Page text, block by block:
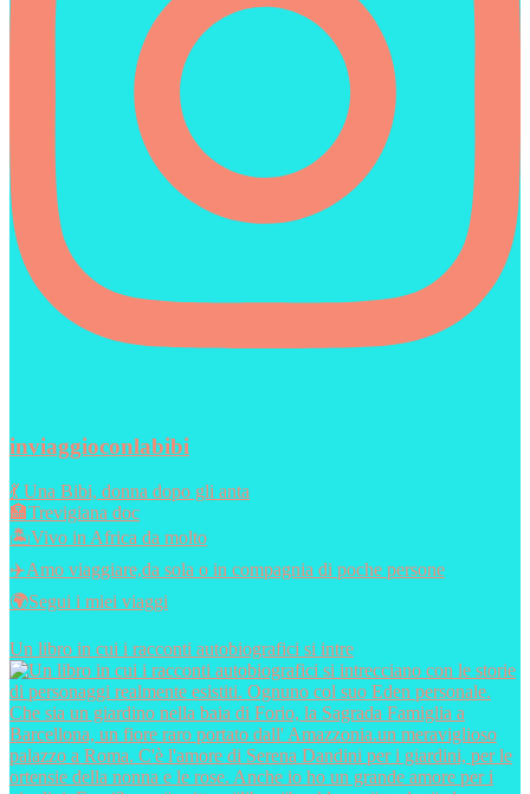
inviaggioconlabibi
💃 Una Bibi, donna dopo gli anta
🏣Trevigiana doc
🏝️Vivo in Africa da molto
✈️Amo viaggiare,da sola o in compagnia di poche persone
🌍Segui i miei viaggi
Un libro in cui i racconti autobiografici si intre